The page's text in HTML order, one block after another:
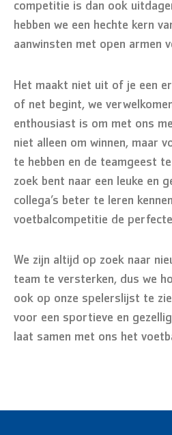
competitie is dan ook
hebben we een hechte kern
aanwinsten met open armen
Het maakt niet uit of je een
of net begint, we
enthousiast is om met ons
niet alleen om winnen, maar
te hebben en de teamgeest
zoek bent naar een leuke en
collega’s beter te leren
voetbalcompetitie de
We zijn altijd op zoek naar
team te versterken, dus we
ook op onze spelerslijst te
voor een sportieve en
laat samen met ons het